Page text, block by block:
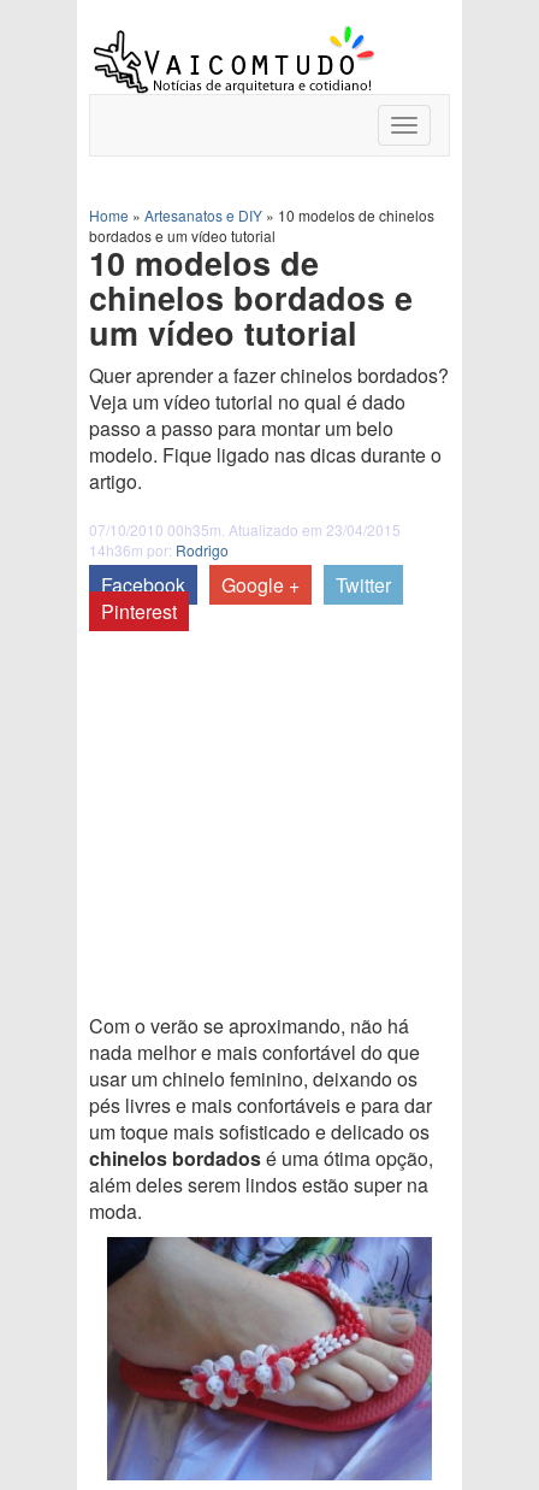
Toggle
navigation
Home » Artesanatos e DIY » 10 modelos de chinelos
bordados e um vídeo tutorial
10 modelos de
chinelos bordados e
um vídeo tutorial
Quer aprender a fazer chinelos bordados?
Veja um vídeo tutorial no qual é dado
passo a passo para montar um belo
modelo. Fique ligado nas dicas durante o
artigo.
07/10/2010 00h35m. Atualizado em 23/04/2015
14h36m por: Rodrigo
Facebook Google +
Twitter
Pinterest
Com o verão se aproximando, não há
nada melhor e mais confortável do que
usar um chinelo feminino, deixando os
pés livres e mais confortáveis e para dar
um toque mais sofisticado e delicado os
chinelos bordadosé uma ótima opção,
além deles serem lindos estão super na
moda.